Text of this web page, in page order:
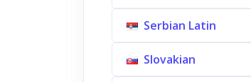
Serbian Latin
Slovakian